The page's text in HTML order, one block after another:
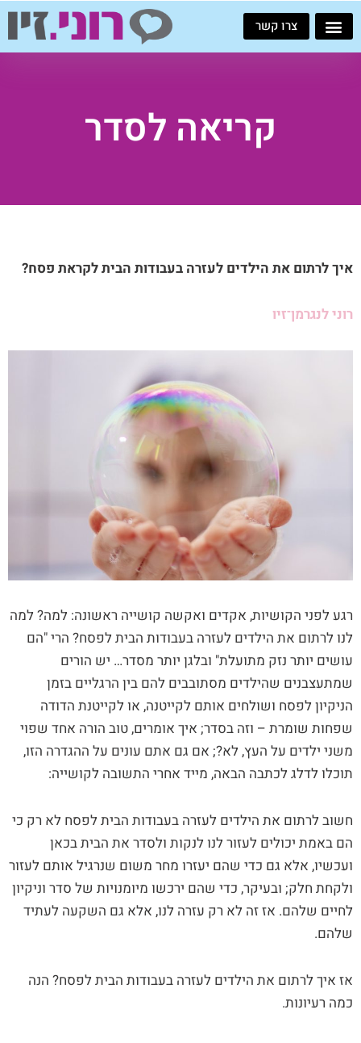
דילוג
לתוכן
צרו קשר
קריאה לסדר
איך לרתום את הילדים לעזרה בעבודות הבית לקראת פסח?
רוני לנגרמן־זיו
רגע לפני הקושיות, אקדים ואקשה קושייה ראשונה: למה? למה
לנו לרתום את הילדים לעזרה בעבודות הבית לפסח? הרי "הם
עושים יותר נזק מתועלת" ובלגן יותר מסדר… יש הורים
שמתעצבנים שהילדים מסתובבים להם בין הרגליים בזמן
הניקיון לפסח ושולחים אותם לקייטנה, או לקייטנת הדודה
שפחות שומרת – וזה בסדר; איך אומרים, טוב הורה אחד שפוי
משני ילדים על העץ, לא?; אם גם אתם עונים על ההגדרה הזו,
תוכלו לדלג לכתבה הבאה, מייד אחרי התשובה לקושייה:
חשוב לרתום את הילדים לעזרה בעבודות הבית לפסח לא רק כי
הם באמת יכולים לעזור לנו לנקות ולסדר את הבית בכאן
ועכשיו, אלא גם כדי שהם יעזרו מחר משום שנרגיל אותם לעזור
ולקחת חלק; ובעיקר, כדי שהם ירכשו מיומנויות של סדר וניקיון
לחיים שלהם. אז זה לא רק עזרה לנו, אלא גם השקעה לעתיד
שלהם.
אז איך לרתום את הילדים לעזרה בעבודות הבית לפסח? הנה
כמה רעיונות.